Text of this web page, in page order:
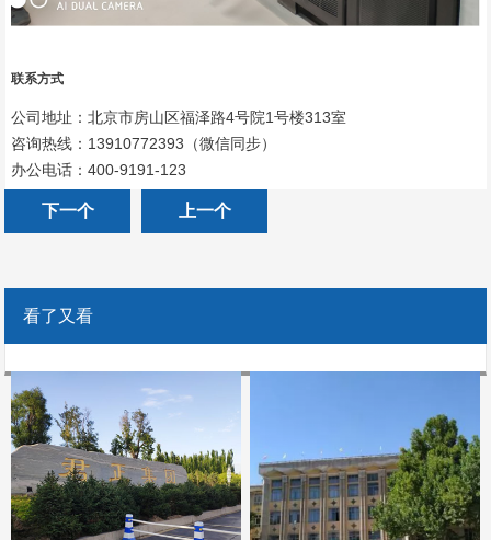
联系方式
公司地址：北京市房山区福泽路4号院1号楼313室
咨询热线：13910772393（微信同步）
办公电话：400-9191-123
下一个 上一个
看了又看